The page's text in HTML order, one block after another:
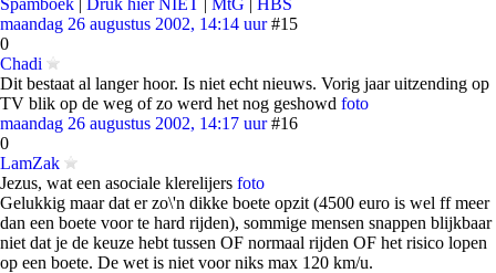
Spamboek | Druk hier NIET | MtG | HBS
maandag 26 augustus 2002, 14:14 uur #15
0
Chadi
Dit bestaat al langer hoor. Is niet echt nieuws. Vorig jaar uitzending op
TV blik op de weg of zo werd het nog geshowd foto
maandag 26 augustus 2002, 14:17 uur #16
0
LamZak
Jezus, wat een asociale klerelijers foto
Gelukkig maar dat er zo\'n dikke boete opzit (4500 euro is wel ff meer
dan een boete voor te hard rijden), sommige mensen snappen blijkbaar
niet dat je de keuze hebt tussen OF normaal rijden OF het risico lopen
op een boete. De wet is niet voor niks max 120 km/u.